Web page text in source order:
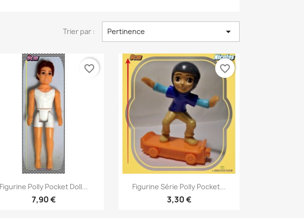
Trier par : Pertinence 
Aperçu rapide
Figurine Polly Pocket Doll...
7,90 €
favorite_border
Aperçu rapide
Figurine Série Polly Pocket...
3,30 €
favorite_border